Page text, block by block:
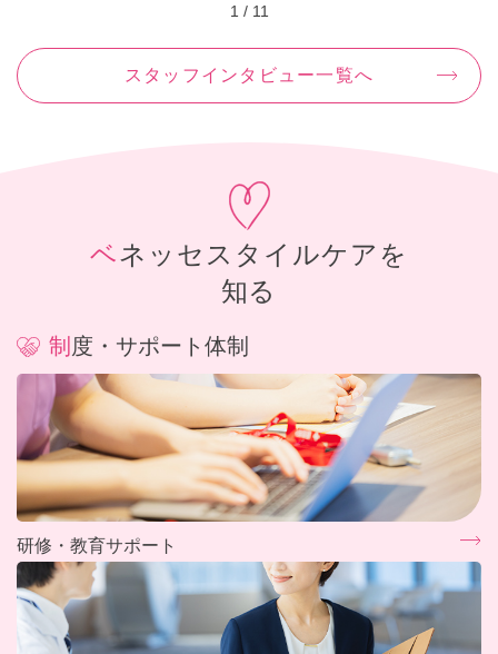
1 / 11
スタッフインタビュー一覧へ
ベネッセスタイルケアを
知る
制度・サポート体制
研修・教育サポート